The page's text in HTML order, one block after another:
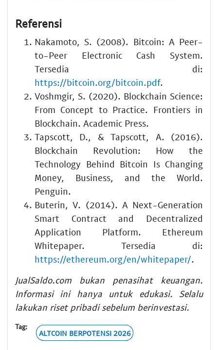
Referensi
Nakamoto, S. (2008). Bitcoin: A Peer-
to-Peer Electronic Cash System.
Tersedia di:
https://bitcoin.org/bitcoin.pdf.
Voshmgir, S. (2020). Blockchain Science:
From Concept to Practice. Frontiers in
Blockchain. Academic Press.
Tapscott, D., & Tapscott, A. (2016).
Blockchain Revolution: How the
Technology Behind Bitcoin Is Changing
Money, Business, and the World.
Penguin.
Buterin, V. (2014). A Next-Generation
Smart Contract and Decentralized
Application Platform. Ethereum
Whitepaper. Tersedia di:
https://ethereum.org/en/whitepaper/.
JualSaldo.com bukan penasihat keuangan.
Informasi ini hanya untuk edukasi. Selalu
lakukan riset pribadi sebelum berinvestasi.
Tag:
ALTCOIN BERPOTENSI 2026